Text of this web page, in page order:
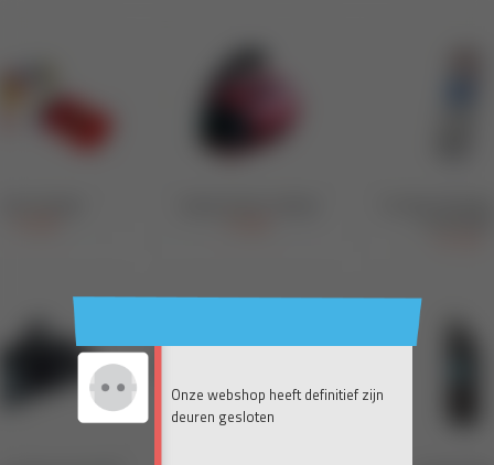
Onze webshop heeft definitief zijn
deuren gesloten